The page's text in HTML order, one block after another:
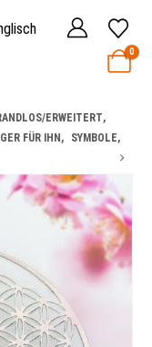
0
ERWEITERT,
FÜR IHN, SYMBOLE,